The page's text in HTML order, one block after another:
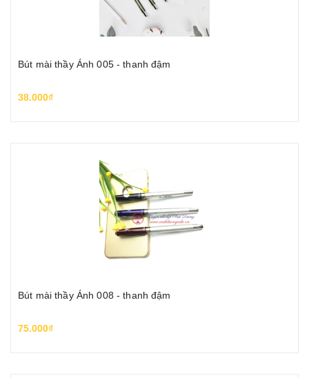
Bút mài thầy Ánh 005 - thanh đậm
38.000₫
Bút mài thầy Ánh 008 - thanh đậm
75.000₫